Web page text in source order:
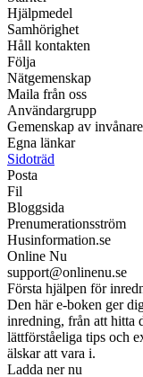
Hjälpmedel
Samhörighet
Håll kontakten
Följa
Nätgemenskap
Maila från oss
Användargrupp
Gemenskap av invånare
Egna länkar
Sidoträd
Posta
Fil
Bloggsida
Prenumerationsström
Husinformation.se
Online Nu
support@onlinenu.se
Första hjälpen för
Den här e-boken ger
inredning, från att hitta
lättförståeliga tips och
älskar att vara i.
Ladda ner nu